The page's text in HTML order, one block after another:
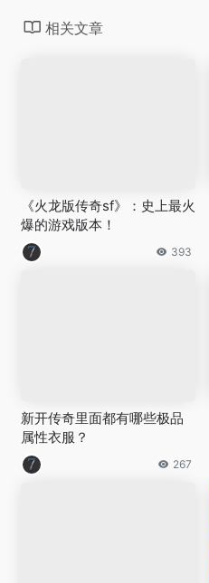
相关文章
《火龙版传奇sf》：史上最火
爆的游戏版本！
393
新开传奇里面都有哪些极品
属性衣服？
267